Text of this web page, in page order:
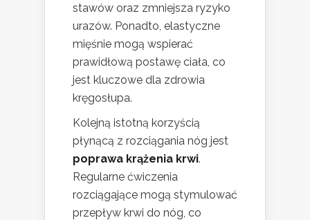
stawów oraz zmniejsza ryzyko
urazów. Ponadto, elastyczne
mięśnie mogą wspierać
prawidłową postawę ciała, co
jest kluczowe dla zdrowia
kręgosłupa.
Kolejną istotną korzyścią
płynącą z rozciągania nóg jest
poprawa krążenia krwi.
Regularne ćwiczenia
rozciągające mogą stymulować
przepływ krwi do nóg, co